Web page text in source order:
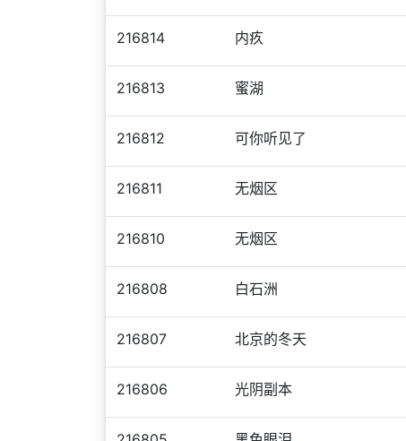
216814 内疚
216813 蜜湖
216812 可你听见了
216811 无烟区
216810 无烟区
216808 白石洲
216807 北京的冬天
216806 光阴副本